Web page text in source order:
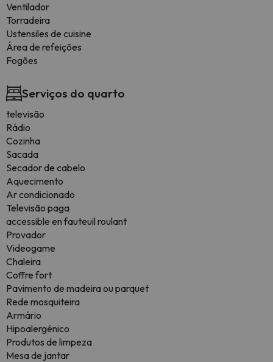
Ventilador
Torradeira
Ustensiles de cuisine
Área de refeições
Fogões
Serviços do quarto
televisão
Rádio
Cozinha
Sacada
Secador de cabelo
Aquecimento
Ar condicionado
Televisão paga
accessible en fauteuil roulant
Provador
Videogame
Chaleira
Coffre fort
Pavimento de madeira ou parquet
Rede mosquiteira
Armário
Hipoalergénico
Produtos de limpeza
Mesa de jantar